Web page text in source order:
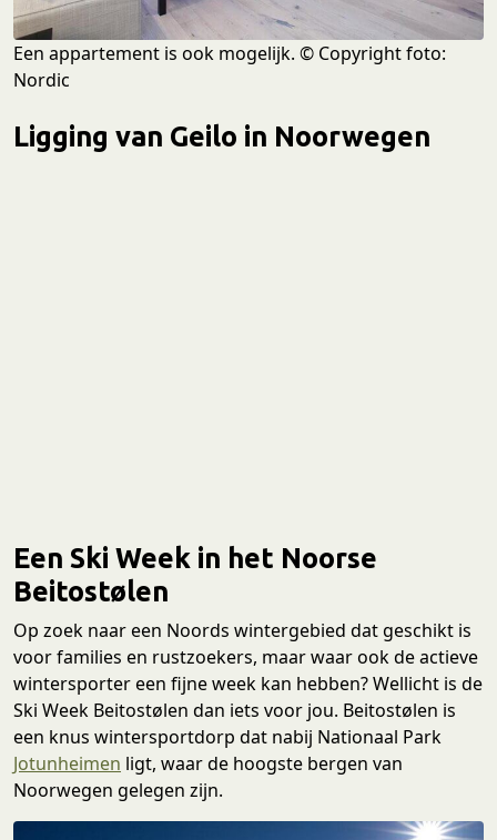
Een appartement is ook mogelijk. © Copyright foto:
Nordic
Ligging van Geilo in Noorwegen
Een Ski Week in het Noorse
Beitostølen
Op zoek naar een Noords wintergebied dat geschikt is
voor families en rustzoekers, maar waar ook de actieve
wintersporter een fijne week kan hebben? Wellicht is de
Ski Week Beitostølen dan iets voor jou. Beitostølen is
een knus wintersportdorp dat nabij Nationaal Park
Jotunheimen ligt, waar de hoogste bergen van
Noorwegen gelegen zijn.